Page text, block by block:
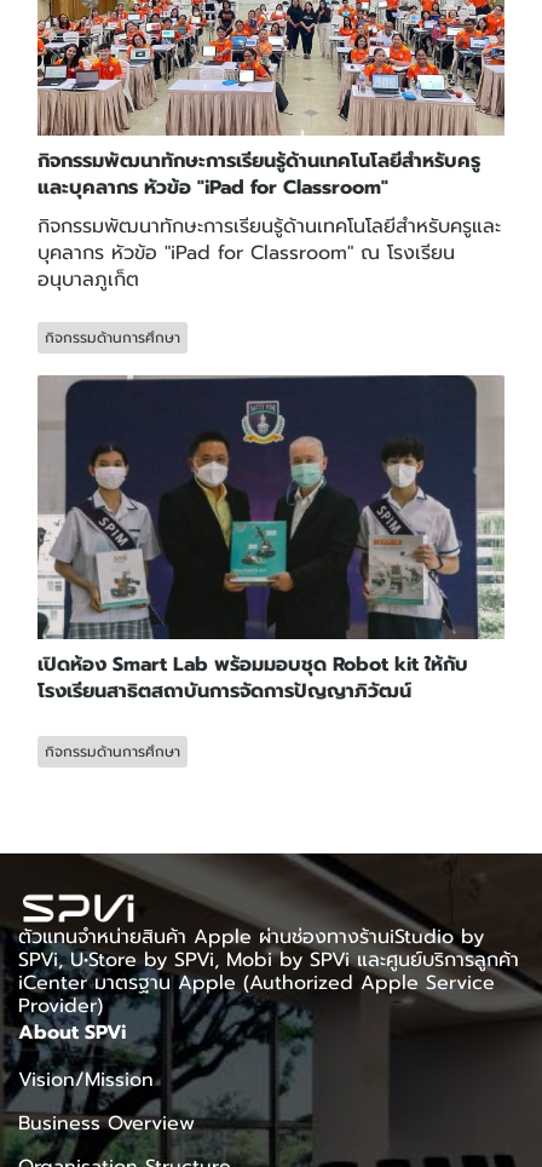
กิจกรรมพัฒนาทักษะการเรียนรู้ด้านเทคโนโลยีสำหรับครู
และบุคลากร หัวข้อ "iPad for Classroom"
กิจกรรมพัฒนาทักษะการเรียนรู้ด้านเทคโนโลยีสำหรับครูและ
บุคลากร หัวข้อ "iPad for Classroom" ณ โรงเรียน
อนุบาลภูเก็ต
กิจกรรมด้านการศึกษา
เปิดห้อง Smart Lab พร้อมมอบชุด Robot kit ให้กับ
โรงเรียนสาธิตสถาบันการจัดการปัญญาภิวัฒน์
กิจกรรมด้านการศึกษา
ตัวแทนจำหน่ายสินค้า Apple ผ่านช่องทางร้านiStudio by
SPVi, U•Store by SPVi, Mobi by SPVi และศูนย์บริการลูกค้า
iCenter มาตรฐาน Apple (Authorized Apple Service
Provider)
About SPVi
Vision/Mission
Business Overview